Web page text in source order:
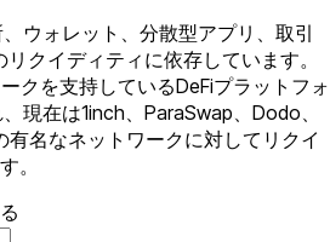
ウォレット、分散型アプリ、取引
クイディティに依存しています。
クを支持しているDeFiプラットフォ
現在は1inch、ParaSwap、Dodo、
有名なネットワークに対してリクイ
。